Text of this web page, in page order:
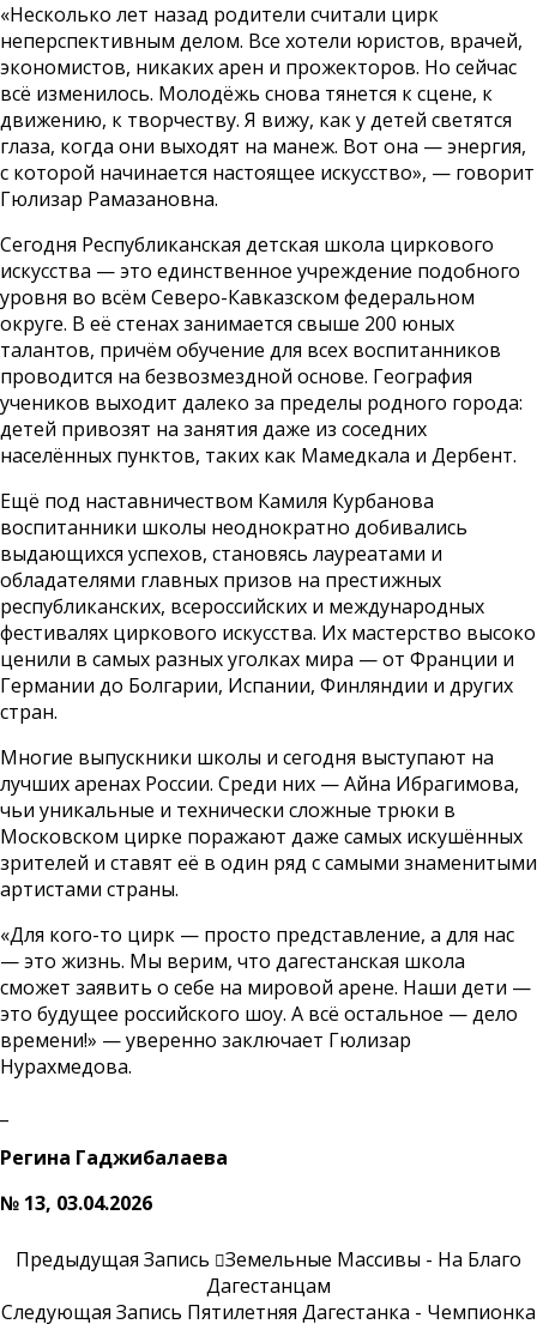
«Несколько лет назад родители считали цирк
неперспективным делом. Все хотели юристов, врачей,
экономистов, никаких арен и прожекторов. Но сейчас
всё изменилось. Молодёжь снова тянется к сцене, к
движению, к творчеству. Я вижу, как у детей светятся
глаза, когда они выходят на манеж. Вот она — энергия,
с которой начинается настоящее искусство», — говорит
Гюлизар Рамазановна.
Сегодня Республиканская детская школа циркового
искусства — это единственное учреждение подобного
уровня во всём Северо-Кавказском федеральном
округе. В её стенах занимается свыше 200 юных
талантов, причём обучение для всех воспитанников
проводится на безвозмездной основе. География
учеников выходит далеко за пределы родного города:
детей привозят на занятия даже из соседних
населённых пунктов, таких как Мамедкала и Дербент.
Ещё под наставничеством Камиля Курбанова
воспитанники школы неоднократно добивались
выдающихся успехов, становясь лауреатами и
обладателями главных призов на престижных
республиканских, всероссийских и международных
фестивалях циркового искусства. Их мастерство высоко
ценили в самых разных уголках мира — от Франции и
Германии до Болгарии, Испании, Финляндии и других
стран.
Многие выпускники школы и сегодня выступают на
лучших аренах России. Среди них — Айна Ибрагимова,
чьи уникальные и технически сложные трюки в
Московском цирке поражают даже самых искушённых
зрителей и ставят её в один ряд с самыми знаменитыми
артистами страны.
«Для кого-то цирк — просто представление, а для нас
— это жизнь. Мы верим, что дагестанская школа
сможет заявить о себе на мировой арене. Наши дети —
это будущее российского шоу. А всё остальное — дело
времени!» — уверенно заключает Гюлизар
Нурахмедова.
Регина Гаджибалаева
№ 13, 03.04.2026
Предыдущая Запись
Земельные Массивы - На Благо
Дагестанцам
Следующая Запись Пятилетняя Дагестанка - Чемпионка